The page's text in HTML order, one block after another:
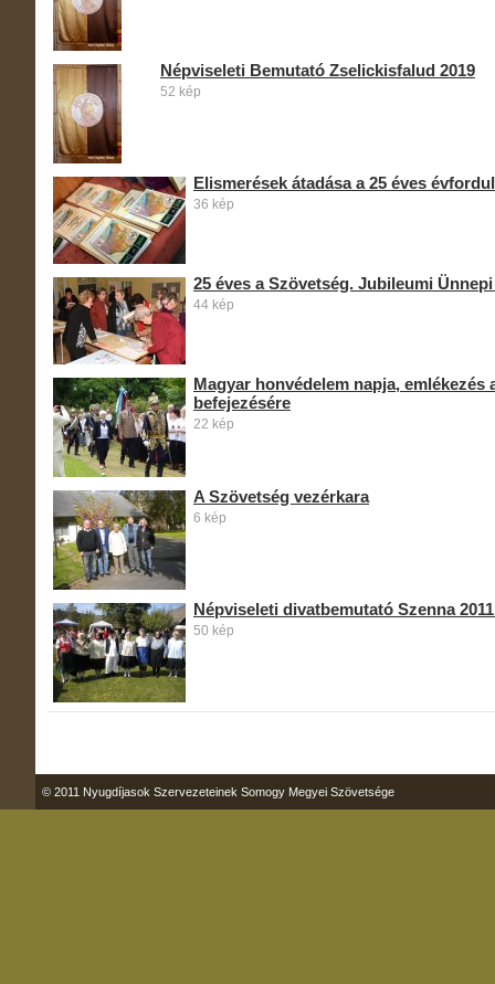
Népviseleti Bemutató Zselickisfalud 2019
52 kép
Elismerések átadása a 25 éves
36 kép
25 éves a Szövetség. Jubileumi
44 kép
Magyar honvédelem napja, emlékezés
befejezésére
22 kép
A Szövetség vezérkara
6 kép
Népviseleti divatbemutató Szenna
50 kép
© 2011 Nyugdíjasok Szervezeteinek Somogy Megyei Szövetsége